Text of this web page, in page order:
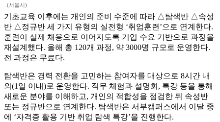
(서울시)
기초교육 이후에는 개인의 준비 수준에 따라 △탐색반 △속성
반 △정규반 세 가지 유형의 실전형 ‘취업훈련’으로 연계한다.
훈련이 실제 채용으로 이어지도록 기업 수요 기반으로 과정을
재설계했다. 올해 총 120개 과정, 약 3000명 규모로 운영한다.
전 과정은 무료다.
탐색반은 경력 전환을 고민하는 참여자를 대상으로 8시간 내
외(1일 이내)로 운영한다. 직무 체험과 설명회, 특강 등을 통해
새로운 분야를 이해하고, 개인의 적합성을 점검한 뒤 속성반
또는 정규반으로 연계한다. 탐색반은 서부캠퍼스에서 이달 중
에 ‘자격증 활용 기반 취업 탐색 특강’을 진행한다.